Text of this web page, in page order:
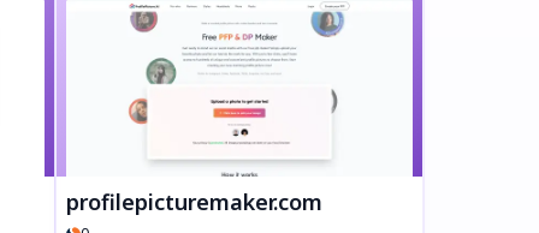
profilepicturemaker.com